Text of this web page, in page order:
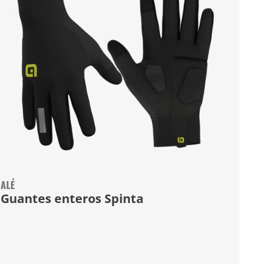
ALÉ
Guantes enteros Spinta